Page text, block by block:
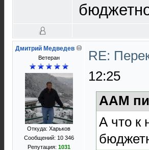
Дмитрий Медведев
Ветеран
Откуда: Харьков
Сообщений: 10 346
Репутация: 1031
RE:
12:25
AAM
А что к